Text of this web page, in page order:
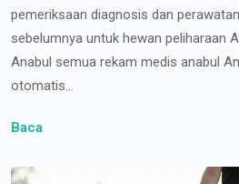
pemeriksaan diagnosis dan
sebelumnya untuk hewan peliharaan
Anabul semua rekam medis anabul
otomatis...
Baca